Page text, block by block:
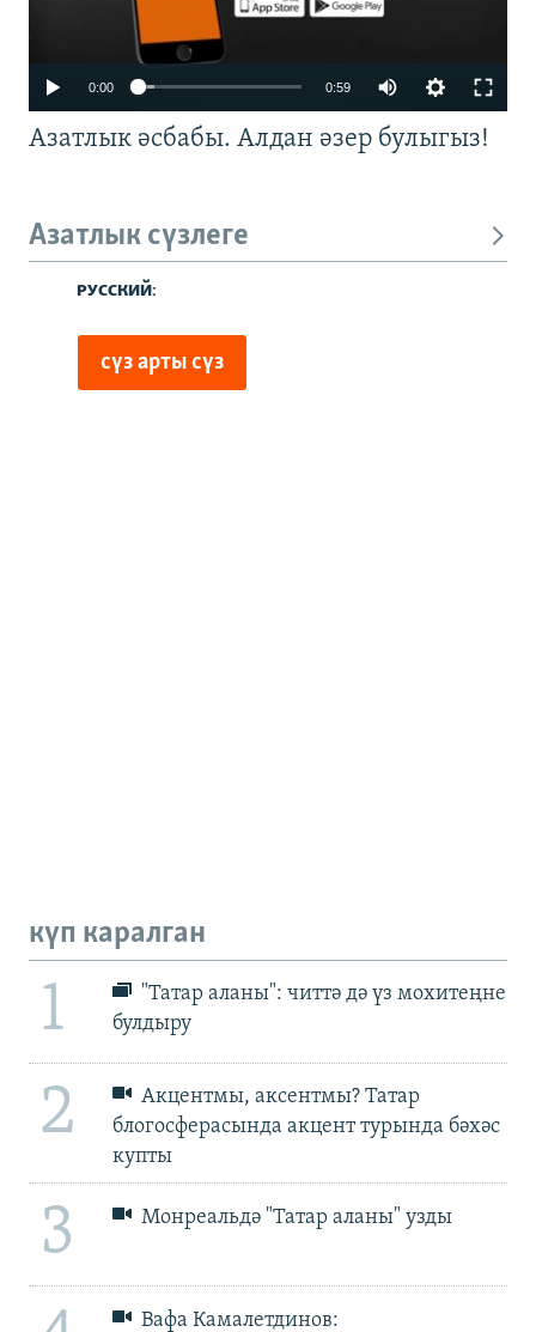
0:00 0:59
Азатлык әсбабы. Алдан әзер булыгыз!
Азатлык сүзлеге
күп каралган
1
"Татар аланы": читтә дә үз мохитеңне
булдыру
2
Акцентмы, аксентмы? Татар
блогосферасында акцент турында бәхәс
купты
3 Монреальдә "Татар аланы" узды
Вафа Камалетдинов: